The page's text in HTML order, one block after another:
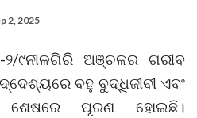
2, 2025
-୨/୯ନୀଳଗିରି ଅଞ୍ଚଳର ଗରୀବ
ବହୁ ବୁଦ୍ଧିଜୀବୀ ଏବଂ
ଶେଷରେ ପୂରଣ ହୋଇଛି।